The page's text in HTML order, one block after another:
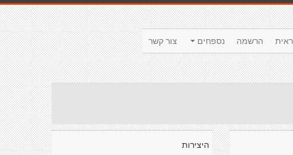
צור קשר נספחים הרשמה
היצירות